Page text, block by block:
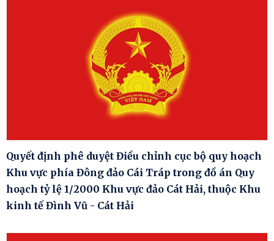
Quyết định phê duyệt Điều chỉnh cục bộ quy hoạch
Khu vực phía Đông đảo Cái Tráp trong đồ án Quy
hoạch tỷ lệ 1/2000 Khu vực đảo Cát Hải, thuộc Khu
kinh tế Đình Vũ - Cát Hải